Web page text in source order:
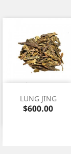
LUNG JING
Precio
$600.00